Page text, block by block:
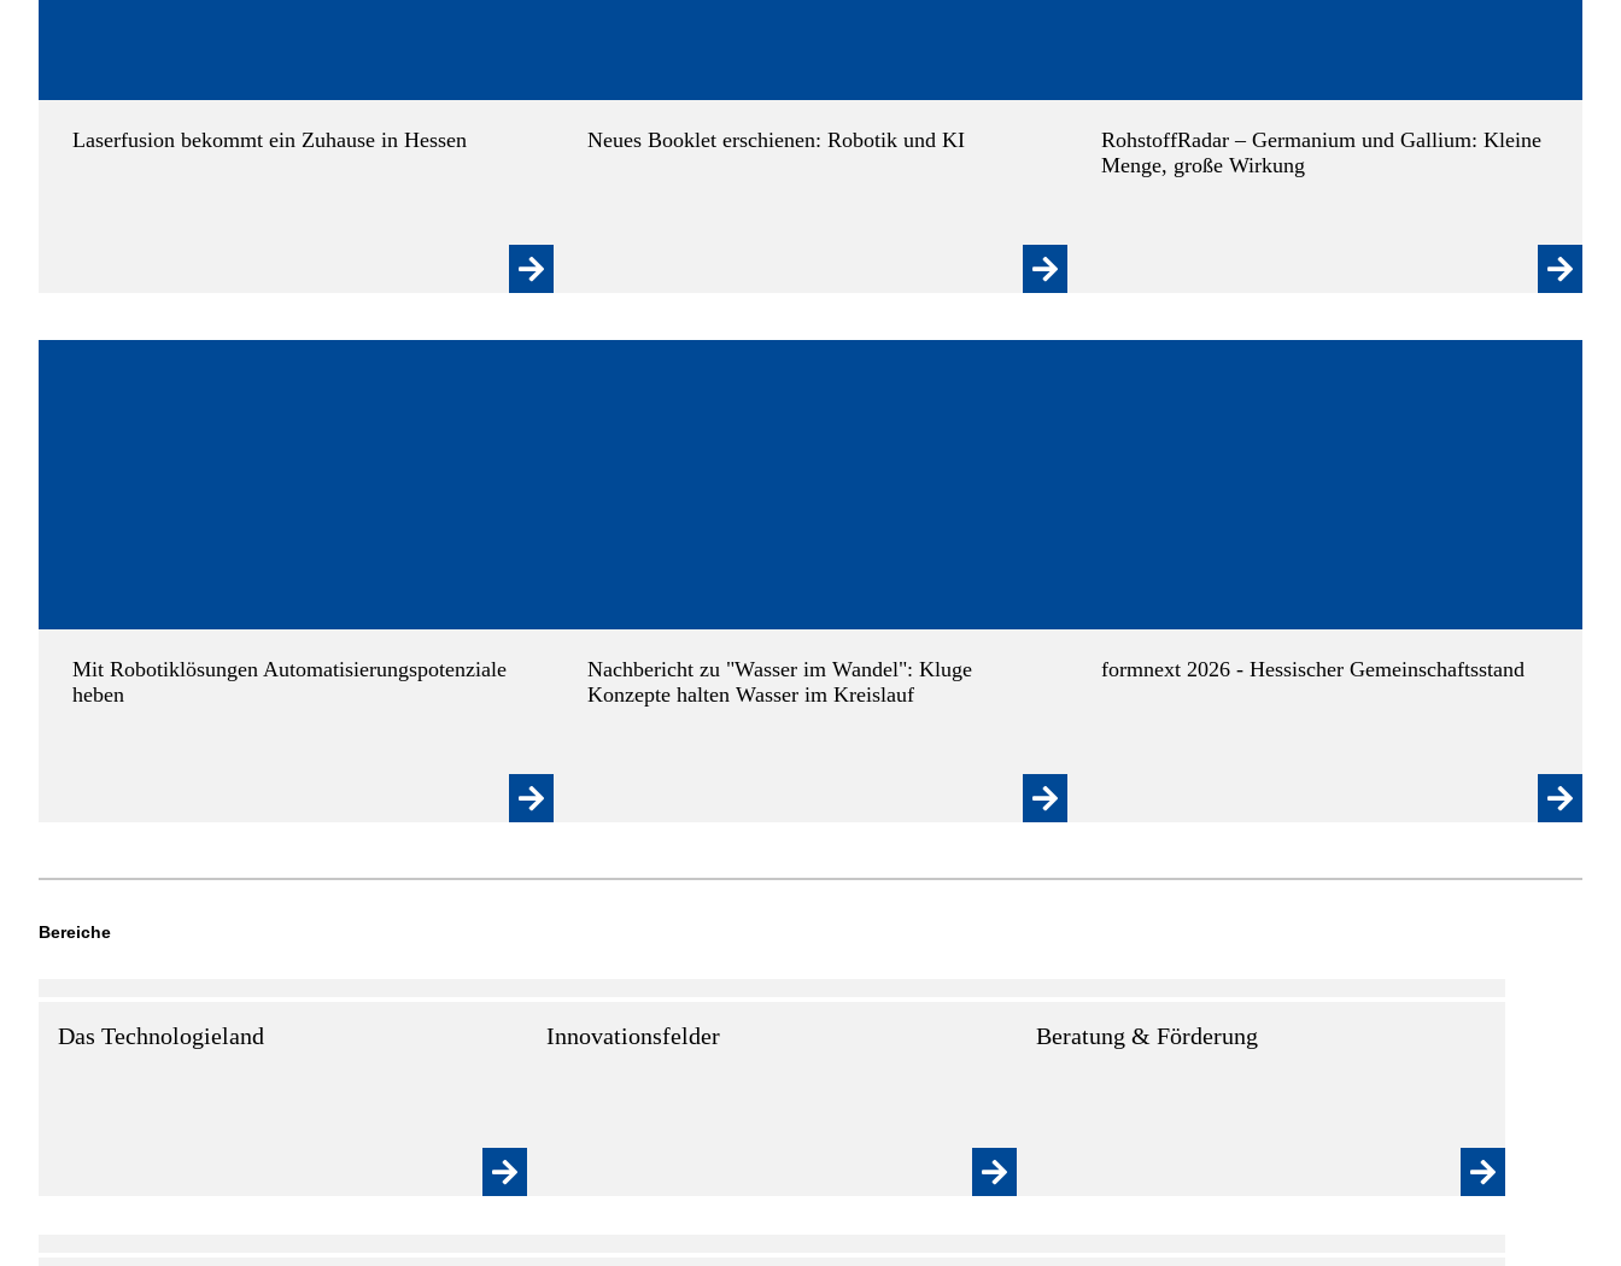
Laserfusion bekommt ein Zuhause in Hessen Neues Booklet erschienen: Robotik und KI
RohstoffRadar – Germanium und Gallium: Kleine
Menge, große Wirkung
Mit Robotiklösungen Automatisierungspotenziale
heben
Nachbericht zu "Wasser im Wandel": Kluge
Konzepte halten Wasser im Kreislauf
formnext 2026 - Hessischer Gemeinschaftsstand
Bereiche
Das Technologieland Innovationsfelder Beratung & Förderung